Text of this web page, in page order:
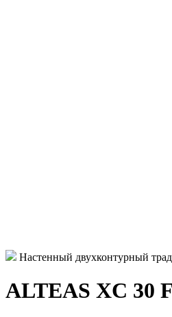
Настенный двухконтурный
ALTEAS XC 30